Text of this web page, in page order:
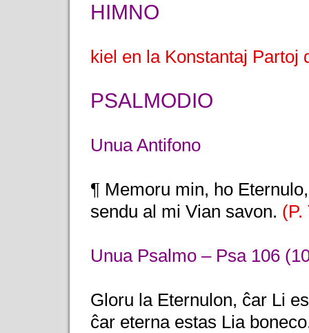
HIMNO
kiel en la Konstantaj Partoj
PSALMODIO
Unua Antifono
¶ Memoru min, ho
sendu al mi Vian savon. (P.
Unua Psalmo – Psa 106
Gloru la Eternulon, ĉar Li
ĉar eterna estas Lia